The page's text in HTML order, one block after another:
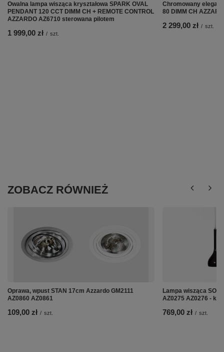
Owalna lampa wisząca kryształowa SPARK OVAL
PENDANT 120 CCT DIMM CH + REMOTE CONTROL
AZZARDO AZ6710 sterowana pilotem
1 999,00 zł / szt.
Chromowany
80 DIMM CH
2 299,00 zł / szt.
ZOBACZ RÓWNIEŻ
Oprawa, wpust STAN 17cm Azzardo GM2111
AZ0860 AZ0861
109,00 zł / szt.
Lampa wisząca
AZ0275 AZ0276 -
769,00 zł / szt.